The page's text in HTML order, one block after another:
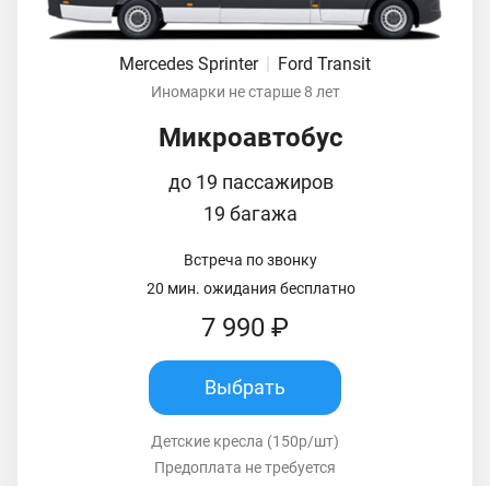
Mercedes Sprinter | Ford Transit
Иномарки не старше 8 лет
Микроавтобус
до 19 пассажиров
19 багажа
Встреча по звонку
20 мин. ожидания бесплатно
7 990 ₽
Выбрать
Детские кресла (150р/шт)
Предоплата не требуется